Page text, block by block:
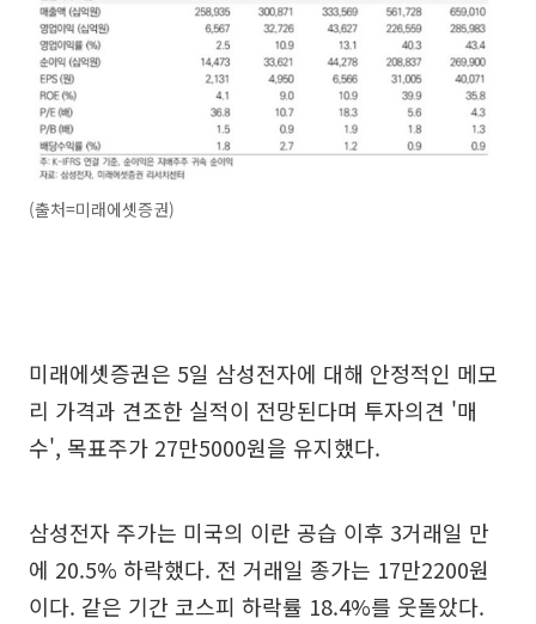
(출처=미래에셋증권)
미래에셋증권은 5일 삼성전자에 대해 안정적인 메모
리 가격과 견조한 실적이 전망된다며 투자의견 '매
수', 목표주가 27만5000원을 유지했다.
삼성전자 주가는 미국의 이란 공습 이후 3거래일 만
에 20.5% 하락했다. 전 거래일 종가는 17만2200원
이다. 같은 기간 코스피 하락률 18.4%를 웃돌았다.